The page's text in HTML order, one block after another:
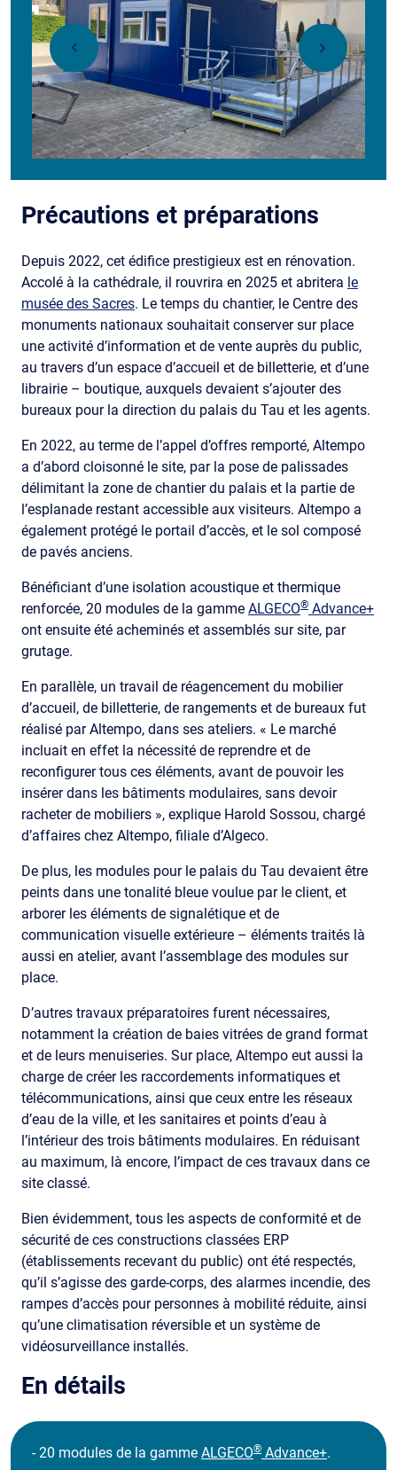
Précautions et préparations
Depuis 2022, cet édifice prestigieux est en rénovation.
Accolé à la cathédrale, il rouvrira en 2025 et abritera le
musée des Sacres. Le temps du chantier, le Centre des
monuments nationaux souhaitait conserver sur place
une activité d’information et de vente auprès du public,
au travers d’un espace d’accueil et de billetterie, et d’une
librairie – boutique, auxquels devaient s’ajouter des
bureaux pour la direction du palais du Tau et les agents.
En 2022, au terme de l’appel d’offres remporté, Altempo
a d’abord cloisonné le site, par la pose de palissades
délimitant la zone de chantier du palais et la partie de
l’esplanade restant accessible aux visiteurs. Altempo a
également protégé le portail d’accès, et le sol composé
de pavés anciens.
Bénéficiant d’une isolation acoustique et thermique
renforcée, 20 modules de la gamme ALGECO® Advance+
ont ensuite été acheminés et assemblés sur site, par
grutage.
En parallèle, un travail de réagencement du mobilier
d’accueil, de billetterie, de rangements et de bureaux fut
réalisé par Altempo, dans ses ateliers. « Le marché
incluait en effet la nécessité de reprendre et de
reconfigurer tous ces éléments, avant de pouvoir les
insérer dans les bâtiments modulaires, sans devoir
racheter de mobiliers », explique Harold Sossou, chargé
d’affaires chez Altempo, filiale d’Algeco.
De plus, les modules pour le palais du Tau devaient être
peints dans une tonalité bleue voulue par le client, et
arborer les éléments de signalétique et de
communication visuelle extérieure – éléments traités là
aussi en atelier, avant l’assemblage des modules sur
place.
D’autres travaux préparatoires furent nécessaires,
notamment la création de baies vitrées de grand format
et de leurs menuiseries. Sur place, Altempo eut aussi la
charge de créer les raccordements informatiques et
télécommunications, ainsi que ceux entre les réseaux
d’eau de la ville, et les sanitaires et points d’eau à
l’intérieur des trois bâtiments modulaires. En réduisant
au maximum, là encore, l’impact de ces travaux dans ce
site classé.
Bien évidemment, tous les aspects de conformité et de
sécurité de ces constructions classées ERP
(établissements recevant du public) ont été respectés,
qu’il s’agisse des garde-corps, des alarmes incendie, des
rampes d’accès pour personnes à mobilité réduite, ainsi
qu’une climatisation réversible et un système de
vidéosurveillance installés.
En détails
- 20 modules de la gamme ALGECO® Advance+.